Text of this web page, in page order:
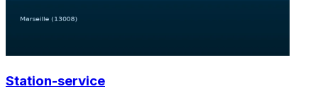
Station-service